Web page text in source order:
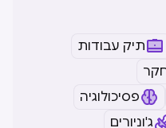
תיק עבודות
פסיכולוגיה
ג'וניורים